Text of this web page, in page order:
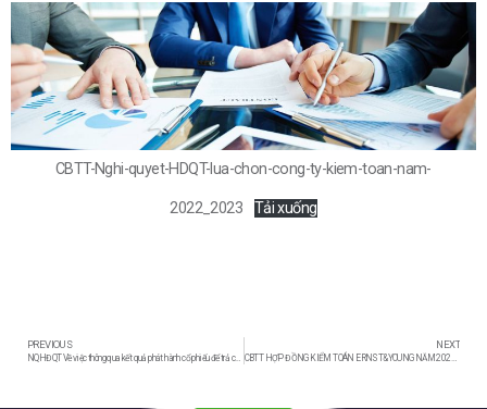
CBTT-Nghi-quyet-HDQT-lua-chon-cong-ty-kiem-toan-nam-
2022_2023 Tải xuống
PREVIOUS
NQHĐQT Về việc thông qua kết quả phát hành cổ phiếu để trả cổ tức; Thay đổi chứng nhận ĐKKD và sửa đổi điều lệ TC&HĐ của công ty; Đăng ký bổ sung cổ phiếu tại TT Lưu ký CK Việt Nam(VSD) và Đăng ký niêm yết bổ sung CP tại SGD CK TP.HCM (HOSE)
NEXT